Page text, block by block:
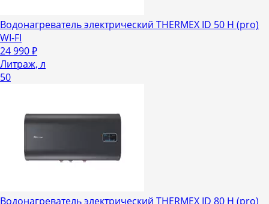
Водонагреватель электрический THERMEX ID 50 H (pro)
WI-FI
24 990₽
Литраж, л
50
Водонагреватель электрический THERMEX ID 80 H (pro)